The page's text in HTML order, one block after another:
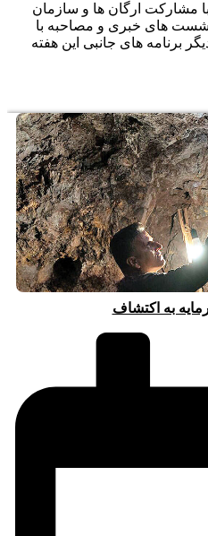
ارگان ها و سازمان
های خبری و مصاحبه با
برنامه های جانبی این هفته
به اکتشاف